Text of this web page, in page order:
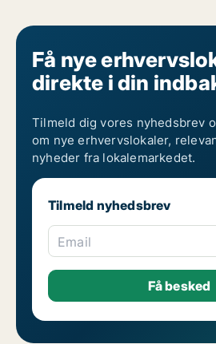
Kontorlokaler til leje på Vesterbro
Kontorlokaler til leje i Ørestad
Kontorlokaler til leje på Østerbro
Få nye
direkte i din
Tilmeld dig vores nyhedsbrev
om nye erhvervslokaler,
nyheder fra lokalemarkedet.
Tilmeld nyhedsbrev
Email